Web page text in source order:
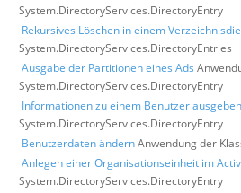
System.DirectoryServices.DirectoryEntry
Rekursives Löschen in einem
System.DirectoryServices.DirectoryEntries
Ausgabe der Partitionen eines Ads
System.DirectoryServices.DirectoryEntry
Informationen zu einem Benutzer ausgeben
System.DirectoryServices.DirectoryEntry
Benutzerdaten ändernAnwendung der
Anlegen einer Organisationseinheit im
System.DirectoryServices.DirectoryEntry